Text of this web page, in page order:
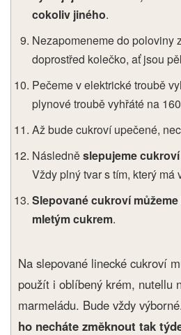
cokoliv jiného.
Nezapomeneme do poloviny
doprostřed kolečko, ať jsou
Pečeme v elektrické troubě
plynové troubě vyhřáté na
Až bude cukroví upečené,
Následněslepujeme
Vždy plný tvar s tím, který má
Slepované cukroví
mletým cukrem.
Na slepované linecké cukroví
použít i oblíbený krém, nutellu
marmeládu. Bude vždy
ho necháte změknout tak